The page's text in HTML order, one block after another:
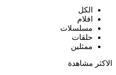
الكل
افلام
مسلسلات
حلقات
ممثلين
الاكثر مشاهدة